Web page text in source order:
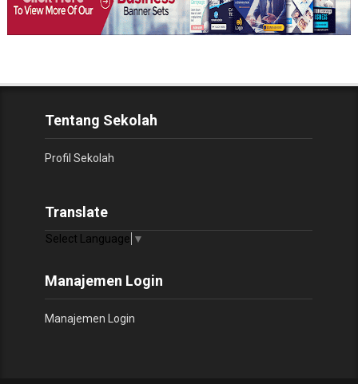
Tentang Sekolah
Profil Sekolah
Translate
Select Language ▼
Manajemen Login
Manajemen Login